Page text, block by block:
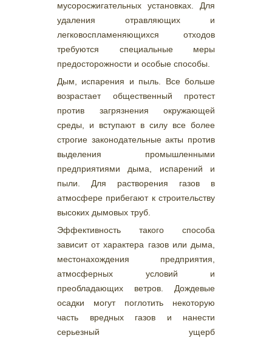
мусоросжигательных установках. Для
удаления отравляющих и
легковоспламеняющихся отходов
требуются специальные меры
предосторожности и особые способы.
Дым, испарения и пыль. Все больше
возрастает общественный протест
против загрязнения окружающей
среды, и вступают в силу все более
строгие законодательные акты против
выделения промышленными
предприятиями дыма, испарений и
пыли. Для растворения газов в
атмосфере прибегают к строительству
высоких дымовых труб.
Эффективность такого способа
зависит от характера газов или дыма,
местонахождения предприятия,
атмосферных условий и
преобладающих ветров. Дождевые
осадки могут поглотить некоторую
часть вредных газов и нанести
серьезный ущерб